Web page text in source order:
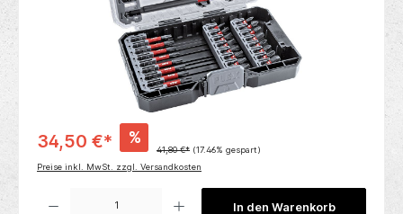
34,50 €* %
41,80 €* (17.46% gespart)
Preise inkl. MwSt. zzgl. Versandkosten
Produkt Anzahl: Gib den gewünschten Wert ein oder benutze die Schaltflächen um
In den Warenkorb